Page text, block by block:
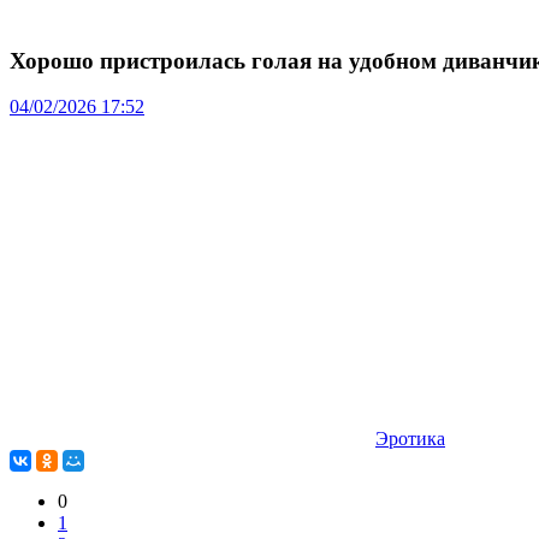
Хорошо пристроилась голая на удобном
04/02/2026 17:52
Эротика
0
1